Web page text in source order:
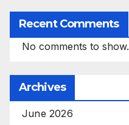
Recent Comments
No comments to show.
Archives
June 2026